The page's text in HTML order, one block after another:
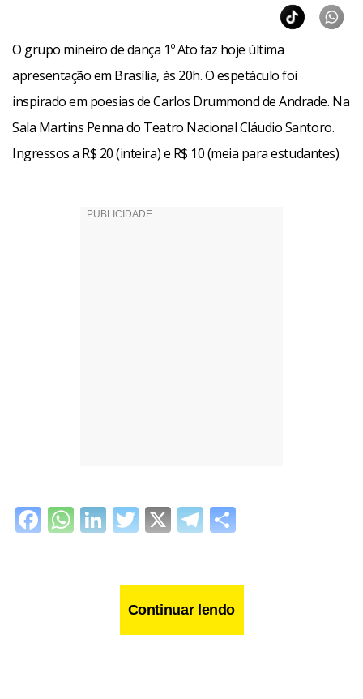
O grupo mineiro de dança 1º Ato faz hoje última
apresentação em Brasília, às 20h. O espetáculo foi
inspirado em poesias de Carlos Drummond de Andrade. Na
Sala Martins Penna do Teatro Nacional Cláudio Santoro.
Ingressos a R$ 20 (inteira) e R$ 10 (meia para estudantes).
Facebook
WhatsApp
LinkedIn
Twitter
X Telegram
Continuar lendo